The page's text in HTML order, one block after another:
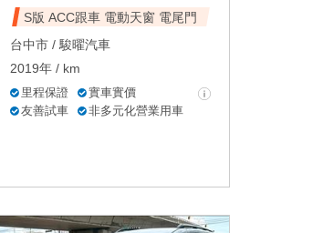
S版 ACC跟車 電動天窗 電尾門
台中市 / 駿曜汽車
2019年 / km
里程保證
實車實價
友善試車
非多元化營業用車